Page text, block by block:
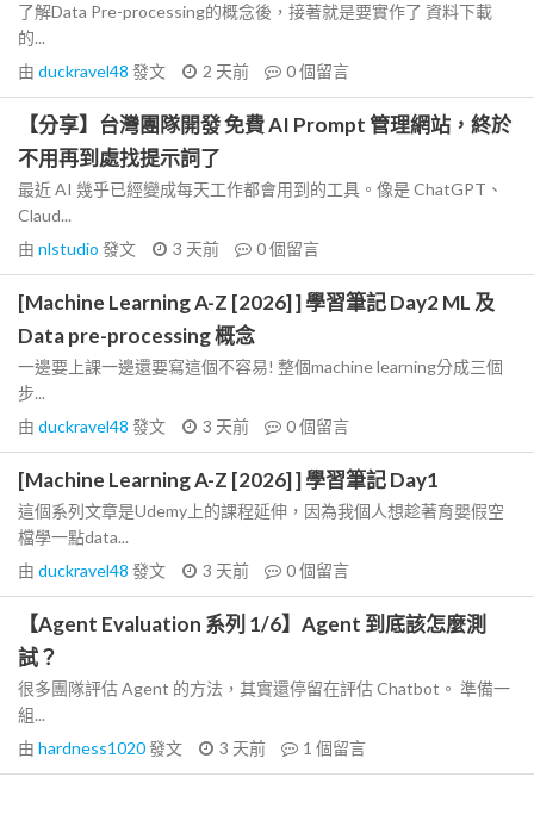
了解Data Pre-processing的概念後，接著就是要實作了 資料下載
的...
由 duckravel48 發文 2 天前 0個留言
【分享】台灣團隊開發 免費 AI Prompt 管理網站，終於
不用再到處找提示詞了
最近 AI 幾乎已經變成每天工作都會用到的工具。像是 ChatGPT、
Claud...
由 nlstudio 發文 3 天前 0個留言
[Machine Learning A-Z [2026] ] 學習筆記 Day2 ML 及
Data pre-processing 概念
一邊要上課一邊還要寫這個不容易! 整個machine learning分成三個
步...
由 duckravel48 發文 3 天前 0個留言
[Machine Learning A-Z [2026] ] 學習筆記 Day1
這個系列文章是Udemy上的課程延伸，因為我個人想趁著育嬰假空
檔學一點data...
由 duckravel48 發文 3 天前 0個留言
【Agent Evaluation 系列 1/6】Agent 到底該怎麼測
試？
很多團隊評估 Agent 的方法，其實還停留在評估 Chatbot。 準備一
組...
由 hardness1020發文 3 天前 1 個留言